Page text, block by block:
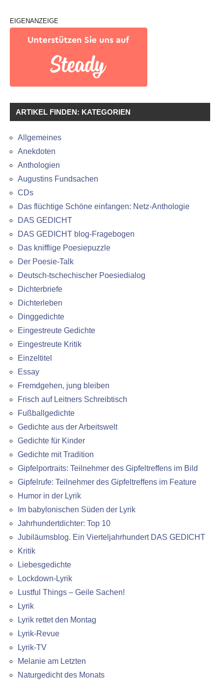
EIGENANZEIGE
ARTIKEL FINDEN: KATEGORIEN
Allgemeines
Anekdoten
Anthologien
Augustins Fundsachen
CDs
Das flüchtige Schöne einfangen: Netz-Anthologie
DAS GEDICHT
DAS GEDICHT blog-Fragebogen
Das knifflige Poesiepuzzle
Der Poesie-Talk
Deutsch-tschechischer Poesiedialog
Dichterbriefe
Dichterleben
Dinggedichte
Eingestreute Gedichte
Eingestreute Kritik
Einzeltitel
Essay
Fremdgehen, jung bleiben
Frisch auf Leitners Schreibtisch
Fußballgedichte
Gedichte aus der Arbeitswelt
Gedichte für Kinder
Gedichte mit Tradition
Gipfelportraits: Teilnehmer des Gipfeltreffens im Bild
Gipfelrufe: Teilnehmer des Gipfeltreffens im Feature
Humor in der Lyrik
Im babylonischen Süden der Lyrik
Jahrhundertdichter: Top 10
Jubiläumsblog. Ein Vierteljahrhundert DAS GEDICHT
Kritik
Liebesgedichte
Lockdown-Lyrik
Lustful Things – Geile Sachen!
Lyrik
Lyrik rettet den Montag
Lyrik-Revue
Lyrik-TV
Melanie am Letzten
Naturgedicht des Monats